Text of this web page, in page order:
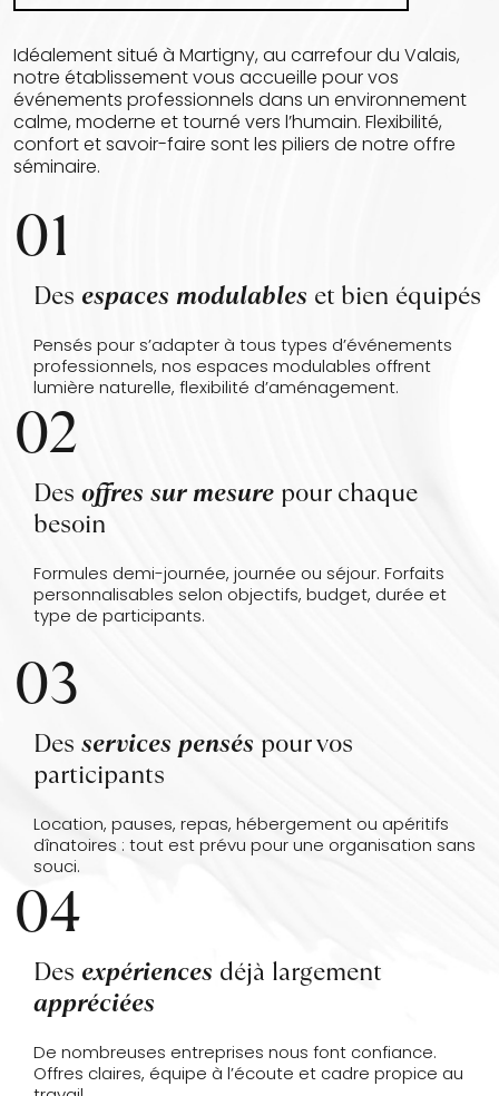
Idéalement situé à Martigny, au carrefour du Valais,
notre établissement vous accueille pour vos
événements professionnels dans un environnement
calme, moderne et tourné vers l’humain. Flexibilité,
confort et savoir-faire sont les piliers de notre offre
séminaire.
01
Des espaces modulables et bien équipés
Pensés pour s’adapter à tous types d’événements
professionnels, nos espaces modulables offrent
lumière naturelle, flexibilité d’aménagement.
02
Des offres sur mesure pour chaque
besoin
Formules demi-journée, journée ou séjour. Forfaits
personnalisables selon objectifs, budget, durée et
type de participants.
03
Des services pensés pour vos
participants
Location, pauses, repas, hébergement ou apéritifs
dînatoires : tout est prévu pour une organisation sans
souci.
04
Des expériences déjà largement
appréciées
De nombreuses entreprises nous font confiance.
Offres claires, équipe à l’écoute et cadre propice au